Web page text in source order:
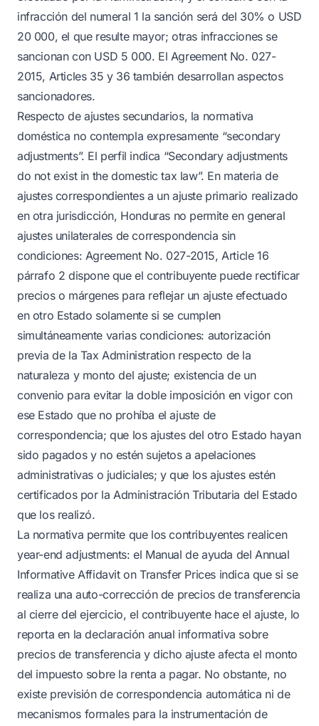
infracción del numeral 1 la sanción será del 30% o USD
20 000, el que resulte mayor; otras infracciones se
sancionan con USD 5 000. El Agreement No. 027-
2015, Articles 35 y 36 también desarrollan aspectos
sancionadores.
Respecto de ajustes secundarios, la normativa
doméstica no contempla expresamente “secondary
adjustments”. El perfil indica “Secondary adjustments
do not exist in the domestic tax law”. En materia de
ajustes correspondientes a un ajuste primario realizado
en otra jurisdicción, Honduras no permite en general
ajustes unilaterales de correspondencia sin
condiciones: Agreement No. 027-2015, Article 16
párrafo 2 dispone que el contribuyente puede rectificar
precios o márgenes para reflejar un ajuste efectuado
en otro Estado solamente si se cumplen
simultáneamente varias condiciones: autorización
previa de la Tax Administration respecto de la
naturaleza y monto del ajuste; existencia de un
convenio para evitar la doble imposición en vigor con
ese Estado que no prohíba el ajuste de
correspondencia; que los ajustes del otro Estado hayan
sido pagados y no estén sujetos a apelaciones
administrativas o judiciales; y que los ajustes estén
certificados por la Administración Tributaria del Estado
que los realizó.
La normativa permite que los contribuyentes realicen
year-end adjustments: el Manual de ayuda del Annual
Informative Affidavit on Transfer Prices indica que si se
realiza una auto-corrección de precios de transferencia
al cierre del ejercicio, el contribuyente hace el ajuste, lo
reporta en la declaración anual informativa sobre
precios de transferencia y dicho ajuste afecta el monto
del impuesto sobre la renta a pagar. No obstante, no
existe previsión de correspondencia automática ni de
mecanismos formales para la instrumentación de